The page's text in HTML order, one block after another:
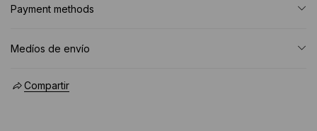
Payment methods
Medíos de envío
Compartir